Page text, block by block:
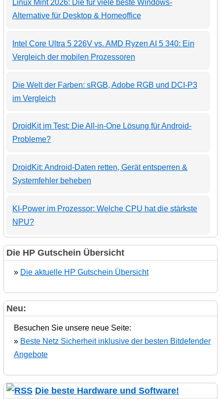
Linux Mint 2026: Die für viele beste Windows-
Alternative für Desktop & Homeoffice
Intel Core Ultra 5 226V vs. AMD Ryzen AI 5 340: Ein
Vergleich der mobilen Prozessoren
Die Welt der Farben: sRGB, Adobe RGB und DCI-P3
im Vergleich
DroidKit im Test: Die All-in-One Lösung für Android-
Probleme?
DroidKit: Android-Daten retten, Gerät entsperren &
Systemfehler beheben
KI-Power im Prozessor: Welche CPU hat die stärkste
NPU?
Die HP Gutschein Übersicht
» Die aktuelle HP Gutschein Übersicht
Neu:
Besuchen Sie unsere neue Seite:
» Beste Netz Sicherheit inklusive der besten Bitdefender
Angebote
Die beste Hardware und Software!